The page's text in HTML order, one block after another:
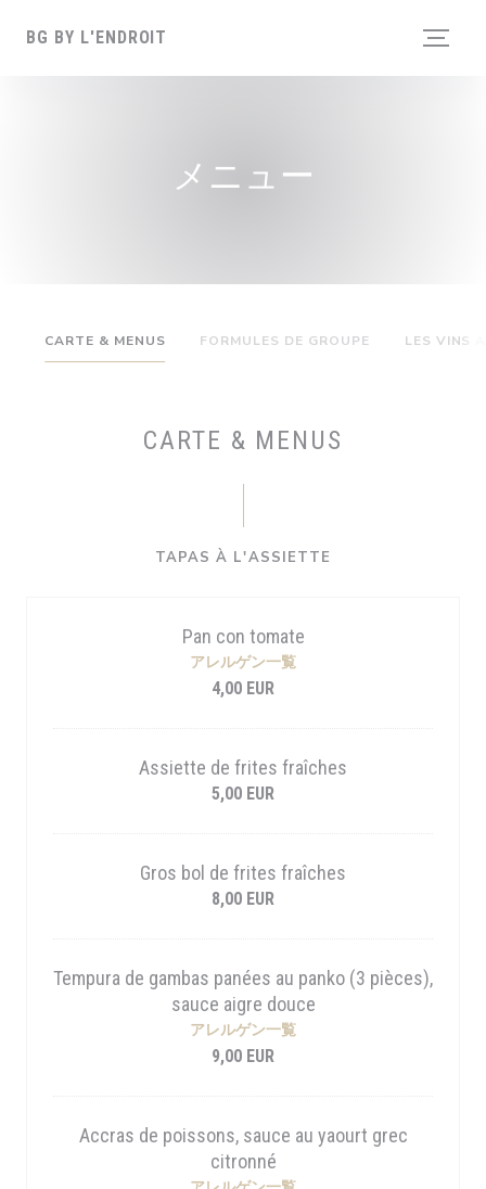
BG BY L'ENDROIT
メニュー
CARTE & MENUS FORMULES DE GROUPE LES VINS
CARTE & MENUS
TAPAS À L'ASSIETTE
Pan con tomate
アレルゲン一覧
4,00 EUR
Assiette de frites fraîches
5,00 EUR
Gros bol de frites fraîches
8,00 EUR
Tempura de gambas panées au panko (3 pièces),
sauce aigre douce
アレルゲン一覧
9,00 EUR
Accras de poissons, sauce au yaourt grec
citronné